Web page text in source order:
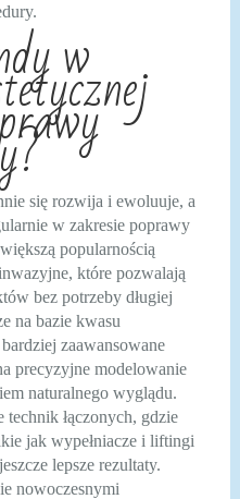
w
się rozwija i ewoluuje, a
w zakresie poprawy
popularnością
które pozwalają
bez potrzeby długiej
na bazie kwasu
zaawansowane
precyzyjne modelowanie
naturalnego wyglądu.
technik łączonych, gdzie
jak wypełniacze i liftingi
lepsze rezultaty.
nowoczesnymi